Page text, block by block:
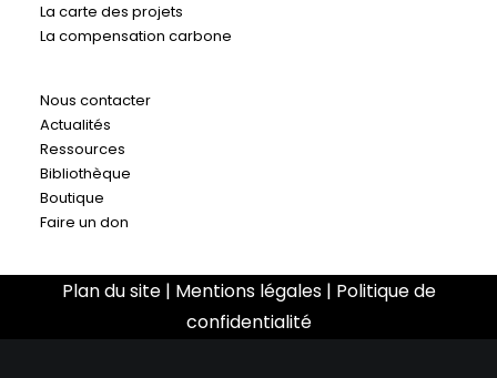
La carte des projets
La compensation carbone
Nous contacter
Actualités
Ressources
Bibliothèque
Boutique
Faire un don
Plan du site| Mentions légales| Politique de
confidentialité